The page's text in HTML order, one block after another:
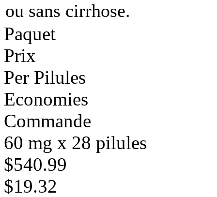
ou sans cirrhose.
Paquet
Prix
Per Pilules
Economies
Commande
60 mg x 28 pilules
$540.99
$19.32